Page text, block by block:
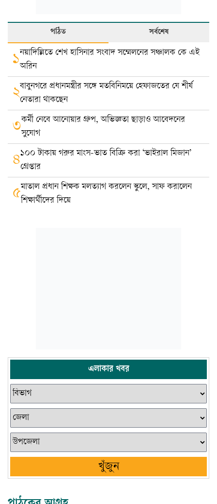
পঠিত সর্বশেষ
১নয়াদিল্লিতে শেখ হাসিনার সংবাদ সম্মেলনের সঞ্চালক কে এই
অরিন
২বাবুনগরে প্রধানমন্ত্রীর সঙ্গে মতবিনিময়ে হেফাজতের যে শীর্ষ
নেতারা থাকছেন
৩কর্মী নেবে আনোয়ার গ্রুপ, অভিজ্ঞতা ছাড়াও আবেদনের
সুযোগ
৪১০০ টাকায় গরুর মাংস-ভাত বিক্রি করা ‘ভাইরাল মিজান’
গ্রেপ্তার
৫মাতাল প্রধান শিক্ষক মলত্যাগ করলেন স্কুলে, সাফ করালেন
শিক্ষার্থীদের দিয়ে
এলাকার খবর
খুঁজুন